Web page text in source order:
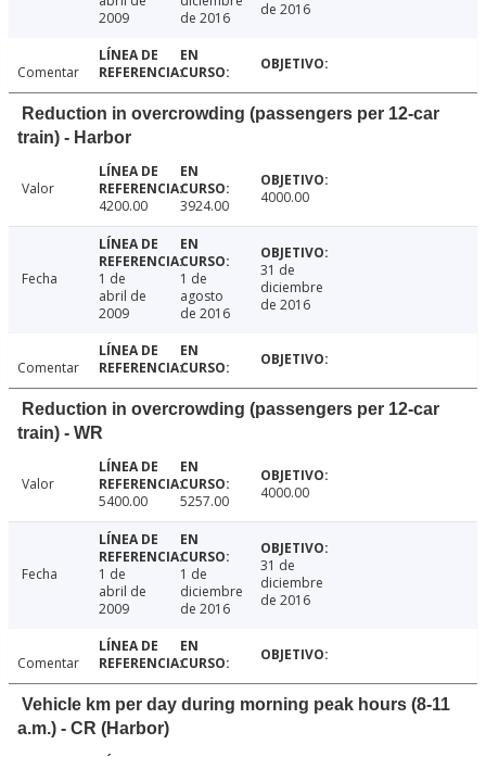
2009
de 2016
de 2016
Comentar
Reduction in overcrowding (passengers per 12-car
train) - Harbor
Valor
4200.00
3924.00 4000.00
Fecha
1 de
abril de
2009
1 de
agosto
de 2016
31 de
diciembre
de 2016
Comentar
Reduction in overcrowding (passengers per 12-car
train) - WR
Valor
5400.00
5257.00 4000.00
Fecha
1 de
abril de
2009
1 de
diciembre
de 2016
31 de
diciembre
de 2016
Comentar
Vehicle km per day during morning peak hours (8-11
a.m.) - CR (Harbor)